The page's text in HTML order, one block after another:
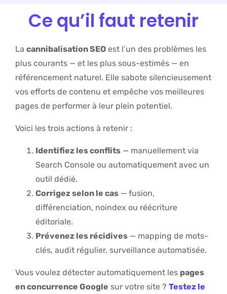
Ce qu’il faut retenir
La cannibalisation SEO est l’un des problèmes les
plus courants — et les plus sous-estimés — en
référencement naturel. Elle sabote silencieusement
vos efforts de contenu et empêche vos meilleures
pages de performer à leur plein potentiel.
Voici les trois actions à retenir :
Identifiez les conflits — manuellement via
Search Console ou automatiquement avec un
outil dédié.
Corrigez selon le cas — fusion,
différenciation, noindex ou réécriture
éditoriale.
Prévenez les récidives — mapping de mots-
clés, audit régulier, surveillance automatisée.
Vous voulez détecter automatiquement les pages
en concurrence Google sur votre site ? Testez le